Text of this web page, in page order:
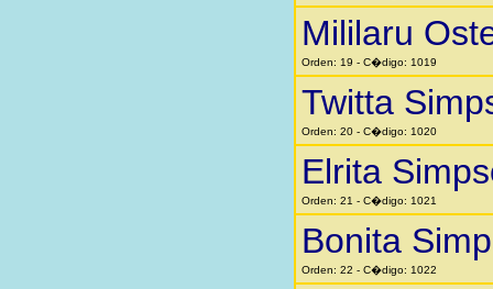
Mililaru
Orden: 19 - C�digo: 1019
Twitta
Orden: 20 - C�digo: 1020
Elrita
Orden: 21 - C�digo: 1021
Bonita
Orden: 22 - C�digo: 1022